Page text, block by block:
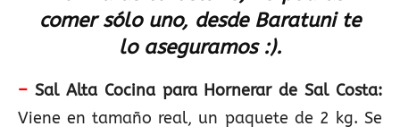
comer sólo uno, desde Baratuni te
lo aseguramos :).
– Sal Alta Cocina para Hornerar de Sal Costa:
Viene en tamaño real, un paquete de 2 kg. Se